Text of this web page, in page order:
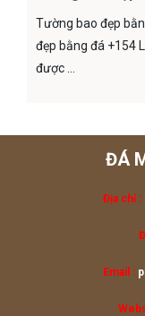
Tường bao đẹp
đẹp bằng đá +154
được ...
ĐÁ
Địa chỉ :
Email :